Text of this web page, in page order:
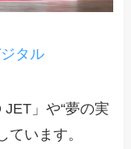
タル
」や“夢の実
ています。